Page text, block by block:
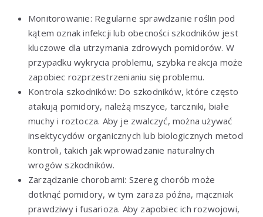
Monitorowanie: Regularne sprawdzanie roślin pod
kątem oznak infekcji lub obecności szkodników jest
kluczowe dla utrzymania zdrowych pomidorów. W
przypadku wykrycia problemu, szybka reakcja może
zapobiec rozprzestrzenianiu się problemu.
Kontrola szkodników: Do szkodników, które często
atakują pomidory, należą mszyce, tarczniki, białe
muchy i roztocza. Aby je zwalczyć, można używać
insektycydów organicznych lub biologicznych metod
kontroli, takich jak wprowadzanie naturalnych
wrogów szkodników.
Zarządzanie chorobami: Szereg chorób może
dotknąć pomidory, w tym zaraza późna, mączniak
prawdziwy i fusarioza. Aby zapobiec ich rozwojowi,